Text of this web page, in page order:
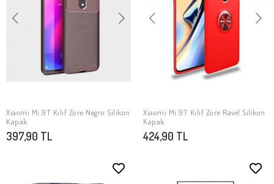
SEPETE EKLE
Xiaomi Mi 9T Kılıf Zore Negro Silikon
Kapak
397,90 TL
SEPETE EKLE
Xiaomi Mi 9T Kılıf Zore Ravel Silikon
Kapak
424,90 TL